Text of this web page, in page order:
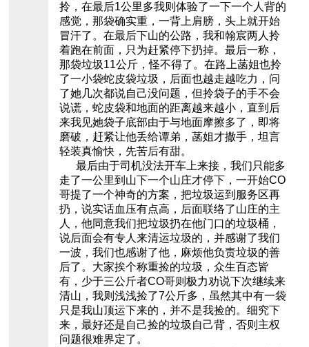
拎，在最后1公里多我则体验了一下一个人背的
感觉，那袋确实重，一背上肩膀，头上就开始
冒汗了。在最后下山的公路，我和翰宸两人拎
着跑在前面，只为赶紧停下扔掉。最后一称，
那袋垃圾11公斤，怪不得了。在路上菡姐也拎
了一小袋蛇皮袋垃圾，后面也越走越吃力，问
了她几次都说自己没问题，但拎袋子的手不会
说谎，蛇皮袋和地面的距离越来越小，直到后
来我见她袋子底部由于与地面摩擦多了，即将
磨破，赶紧让他丢给谭弟，菡姐才撒手，坦言
轻装真愉快，先苦后有甜。
最后由于司机没法开车上来接，我们只能多
走了一公里到山下一个山庄才停下，一开始CO
哥提了一个神奇的方案，把垃圾运到服务区再
扔，说实话血压有点高，后面联络了山庄的主
人，他同意我们把垃圾扔在他门口的垃圾桶，
说后面会有专人来清运垃圾的，并感谢了我们
一波，我们也感谢了他，麻烦他负责垃圾的善
后了。大家挨个称重捡的垃圾，众生百态皆
有，少于三公斤者CO哥则极力劝说下次继续来
清山，我则浅浅捡了7公斤多，虽然其中有一袋
只是我山顶运下来的，并不是我捡的。细究下
来，最好还是自己捡的垃圾自己背，否则主权
问题很难界定了。